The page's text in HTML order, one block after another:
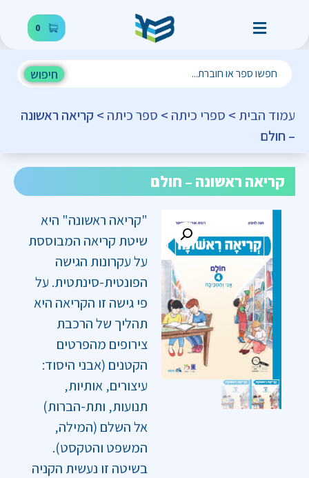
0
חיפוש
עמוד הבית > ספרי כיתה > ספר כיתה > קריאה ראשונה
– חולם
קריאה ראשונה – חולם
"קריאה ראשונה" היא
שיטת קריאה המבוססת
על עקרונות הגישה
הפונטית-סינתטית. על
פי גישה זו הקריאה היא
תהליך של הרכבת
צירופים מהפרטים
הקטנים (אבני היסוד:
עיצורים‚ אותיות‚
תנועות‚ ותת-הברות)
אל השלם (המילה‚
המשפט והטקסט).
בשיטה זו נעשית הקניה